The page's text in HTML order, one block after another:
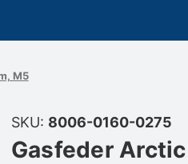
M5
SKU: 8006-0160-0275
Gasfeder